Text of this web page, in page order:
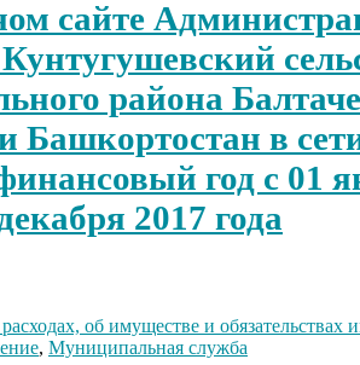
сайте
района
Башкортостан в
год с 01
2017 года
об имуществе и обязательствах
, Муниципальная служба